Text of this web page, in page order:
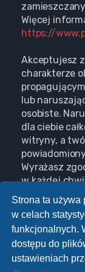
Strona ta używa
w celach
funkcjonalnych.
dostępu do
ustawieniach
Więcej
https://
Akceptujesz
charakterze
lub
osobiste.
dla ciebie
witryny, a
Wyrażasz
w każdej
zamknąć
zapisywanie
informacji w
będą
„Masterful